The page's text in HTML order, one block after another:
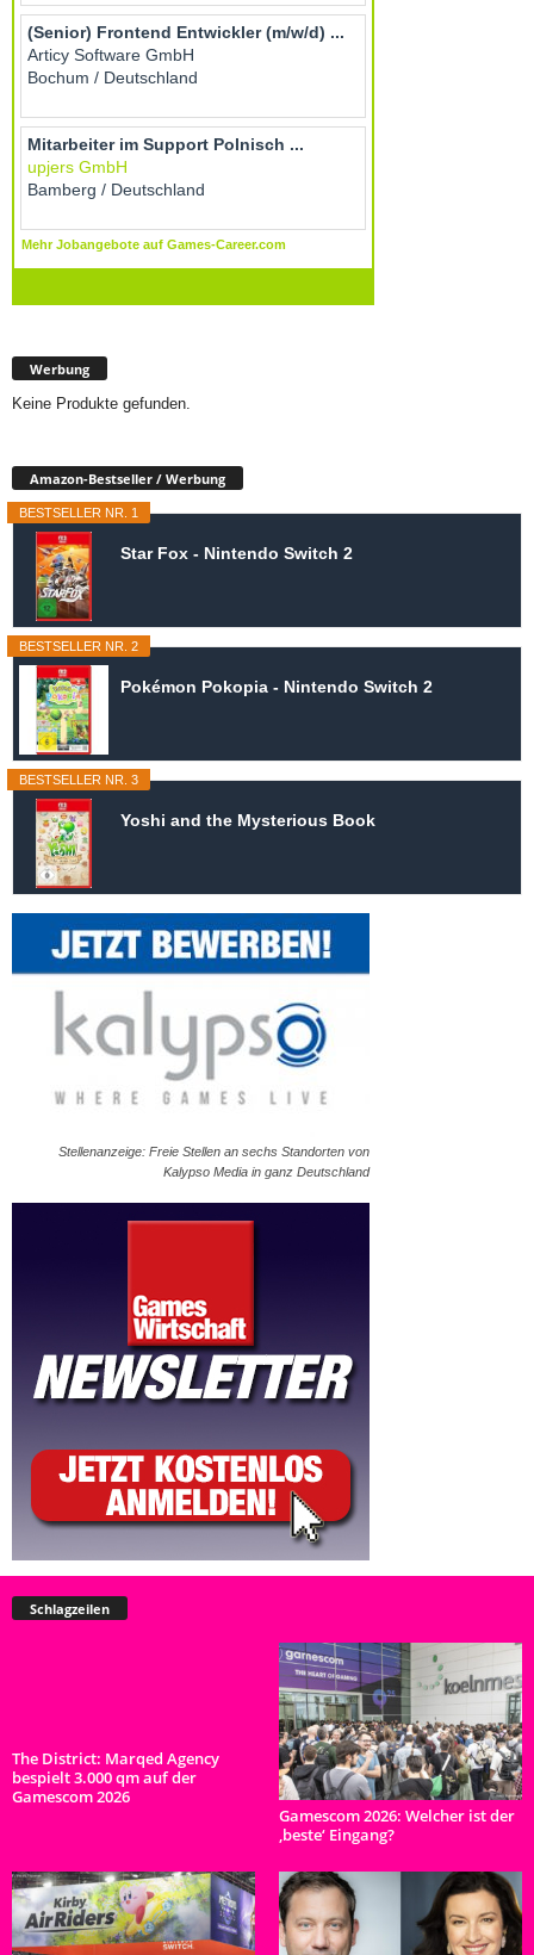
Werbung
Keine Produkte gefunden.
Amazon-Bestseller / Werbung
BESTSELLER NR. 1
Star Fox - Nintendo Switch 2
BESTSELLER NR. 2
Pokémon Pokopia - Nintendo Switch 2
BESTSELLER NR. 3
Yoshi and the Mysterious Book
Stellenanzeige: Freie Stellen an sechs Standorten von
Kalypso Media in ganz Deutschland
Schlagzeilen
The District: Marqed Agency
bespielt 3.000 qm auf der
Gamescom 2026
Gamescom 2026: Welcher ist der
‚beste‘ Eingang?